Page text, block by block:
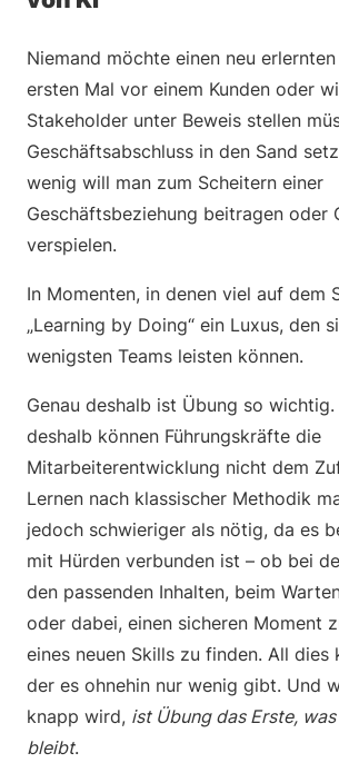
Niemand möchte einen neu
ersten Mal vor einem Kunden oder
Stakeholder unter Beweis stellen
Geschäftsabschluss in den Sand
wenig will man zum Scheitern einer
Geschäftsbeziehung beitragen oder
verspielen.
In Momenten, in denen viel auf dem
„Learning by Doing“ ein Luxus, den
wenigsten Teams leisten können.
Genau deshalb ist Übung so wichtig.
deshalb können Führungskräfte die
Mitarbeiterentwicklung nicht dem
Lernen nach klassischer Methodik
jedoch schwieriger als nötig, da es
mit Hürden verbunden ist – ob bei
den passenden Inhalten, beim
oder dabei, einen sicheren Moment
eines neuen Skills zu finden. All
der es ohnehin nur wenig gibt. Und
knapp wird, ist Übung das Erste,
bleibt.